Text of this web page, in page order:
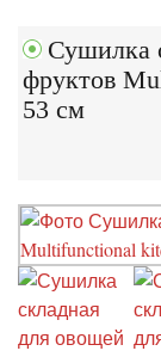
Сушилка
фруктов
53 см